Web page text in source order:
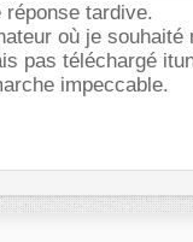
réponse tardive.
où je souhaité
pas téléchargé
impeccable.